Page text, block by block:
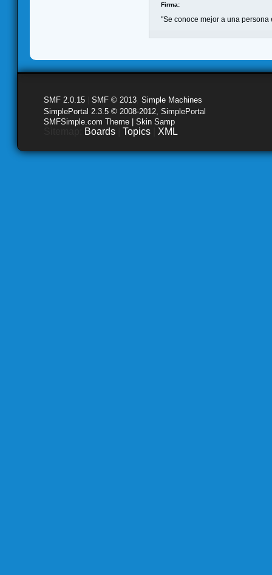
Firma:
"Se conoce mejor a una
SMF 2.0.15 SMF © 2013 Simple Machines
SimplePortal 2.3.5 © 2008-2012, SimplePortal
SMFSimple.com Theme | Skin Samp
Boards Topics XML